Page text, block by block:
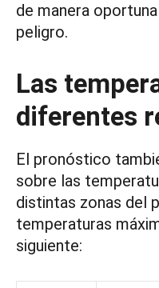
de manera
peligro.
Las
diferentes
El pronóstico
sobre las
distintas zonas del
temperaturas
siguiente: